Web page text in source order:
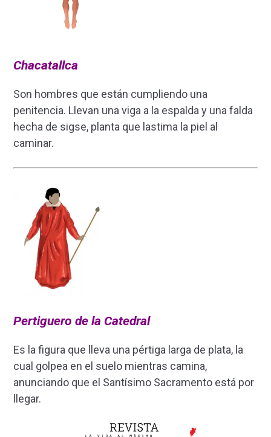
Chacatallca
Son hombres que están cumpliendo una
penitencia. Llevan una viga a la espalda y una falda
hecha de sigse, planta que lastima la piel al
caminar.
Pertiguero de la Catedral
Es la figura que lleva una pértiga larga de plata, la
cual golpea en el suelo mientras camina,
anunciando que el Santísimo Sacramento está por
llegar.